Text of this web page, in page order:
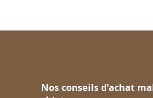
Nos conseils d'achat